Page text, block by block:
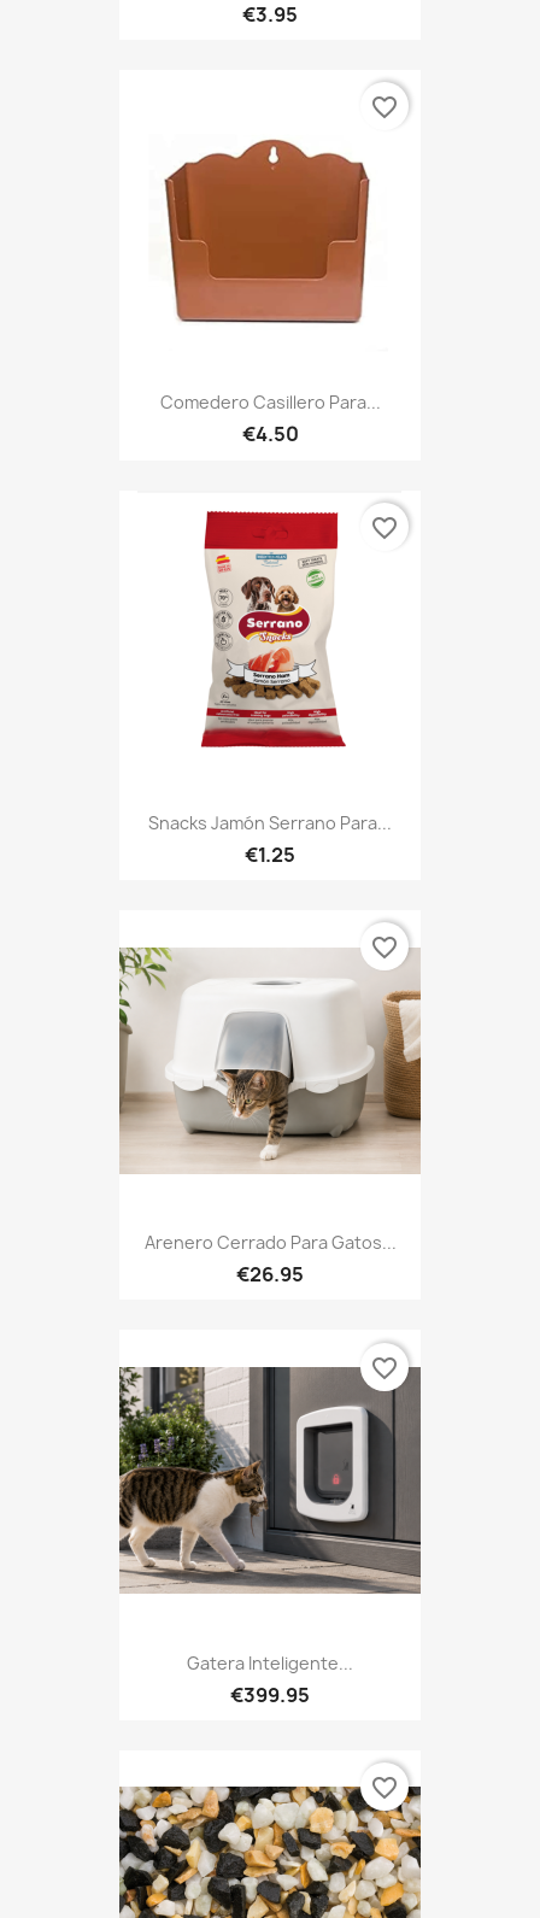
€3.95
Comedero Casillero Para...
€4.50
favorite_border
Snacks Jamón Serrano Para...
€1.25
favorite_border
Arenero Cerrado Para Gatos...
€26.95
favorite_border
Gatera Inteligente...
€399.95
favorite_border
favorite_border